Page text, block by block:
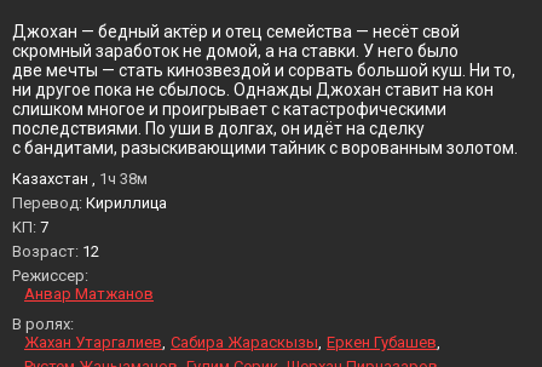
Джохан — бедный актёр и отец семейства — несёт свой
скромный заработок не домой, а на ставки. У него было
две мечты — стать кинозвездой и сорвать большой куш. Ни то,
ни другое пока не сбылось. Однажды Джохан ставит на кон
слишком многое и проигрывает с катастрофическими
последствиями. По уши в долгах, он идёт на сделку
с бандитами, разыскивающими тайник с ворованным золотом.
Казахстан , 1ч 38м
Перевод: Кириллица
KП: 7
Возраст: 12
Режиссер:
Анвар Матжанов
В ролях:
Жахан Утаргалиев Сабира Жараскызы Еркен Губашев